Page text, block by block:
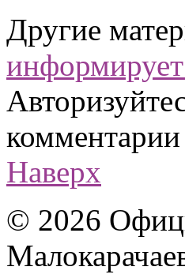
Другие
информирует
комментарии
Наверх
© 2026